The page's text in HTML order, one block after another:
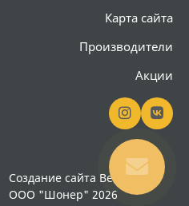
Карта сайта
Производители
Акции
Создание сайта Вебсайт18
ООО "Шонер" 2026